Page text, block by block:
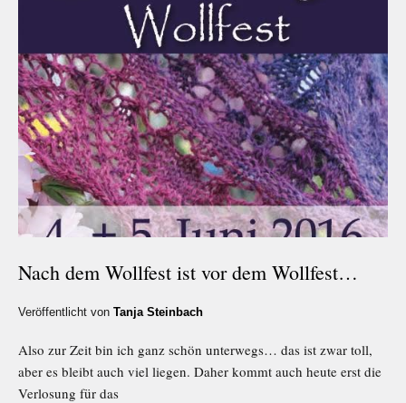
Nach dem Wollfest ist vor dem Wollfest…
Veröffentlicht von Tanja Steinbach
Also zur Zeit bin ich ganz schön unterwegs… das ist zwar toll,
aber es bleibt auch viel liegen. Daher kommt auch heute erst die
Verlosung für das